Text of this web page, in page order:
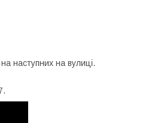
наступних на вулиці.